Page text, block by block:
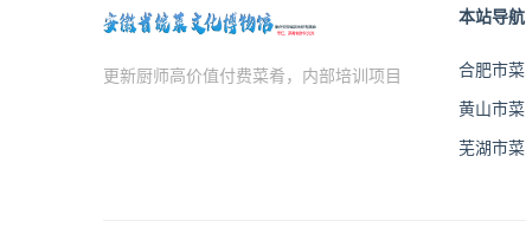
更新厨师高价值付费菜肴，内部培训项目
本站导航
合肥市菜
黄山市菜
芜湖市菜